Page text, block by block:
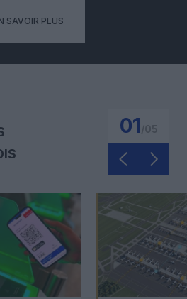
SAVOIR PLUS
01